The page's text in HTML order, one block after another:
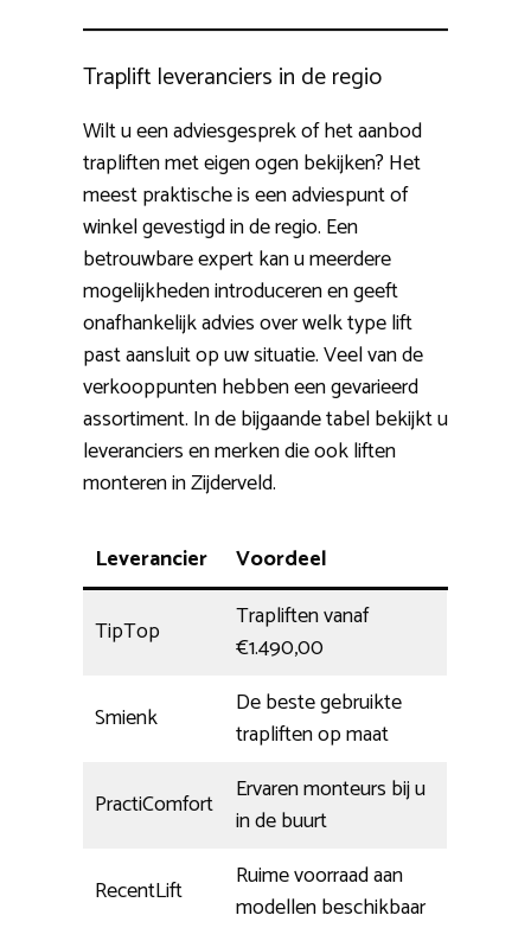
Traplift leveranciers in de regio
Wilt u een adviesgesprek of het aanbod
trapliften met eigen ogen bekijken? Het
meest praktische is een adviespunt of
winkel gevestigd in de regio. Een
betrouwbare expert kan u meerdere
mogelijkheden introduceren en geeft
onafhankelijk advies over welk type lift
past aansluit op uw situatie. Veel van de
verkooppunten hebben een gevarieerd
assortiment. In de bijgaande tabel bekijkt u
leveranciers en merken die ook liften
monteren in Zijderveld.
Leverancier Voordeel
TipTop
Trapliften vanaf
€1.490,00
Smienk
De beste gebruikte
trapliften op maat
PractiComfort
Ervaren monteurs bij u
in de buurt
RecentLift
Ruime voorraad aan
modellen beschikbaar